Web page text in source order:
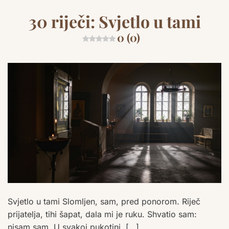
30 riječi: Svjetlo u tami
0 (0)
Svjetlo u tami Slomljen, sam, pred ponorom. Riječ
prijatelja, tihi šapat, dala mi je ruku. Shvatio sam:
nisam sam. U svakoj pukotini, […]